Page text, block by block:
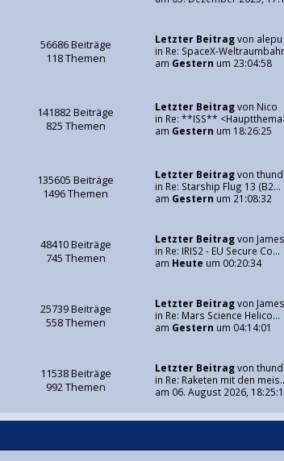
56686 Beiträge
118 Themen
Letzter Beitragvon alepu
in Re: SpaceX-
am Gestern um 23:04:58
141882 Beiträge
825 Themen
Letzter Beitragvon Nico
in Re: **ISS**
am Gestern um 18:26:25
135605 Beiträge
1496 Themen
Letzter Beitragvon
in Re: Starship Flug 13 (B2...
am Gestern um 21:08:32
48410 Beiträge
745 Themen
Letzter Beitragvon James
in Re: IRIS2 - EU Secure Co...
am Heute um 00:20:34
25739 Beiträge
558 Themen
Letzter Beitragvon James
in Re: Mars Science Helico...
am Gestern um 04:14:01
11538 Beiträge
992 Themen
Letzter Beitragvon
in Re: Raketen mit den
am 06. August 2026,